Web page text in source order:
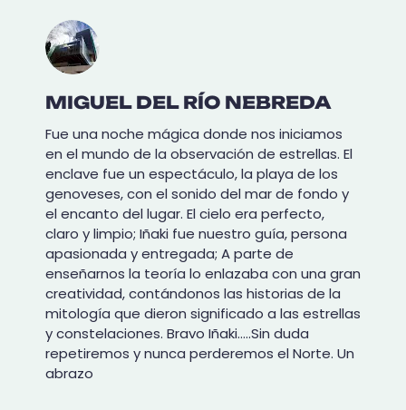
MIGUEL DEL RÍO NEBREDA
Fue una noche mágica donde nos iniciamos
en el mundo de la observación de estrellas. El
enclave fue un espectáculo, la playa de los
genoveses, con el sonido del mar de fondo y
el encanto del lugar. El cielo era perfecto,
claro y limpio; Iñaki fue nuestro guía, persona
apasionada y entregada; A parte de
enseñarnos la teoría lo enlazaba con una gran
creatividad, contándonos las historias de la
mitología que dieron significado a las estrellas
y constelaciones. Bravo Iñaki…..Sin duda
repetiremos y nunca perderemos el Norte. Un
abrazo